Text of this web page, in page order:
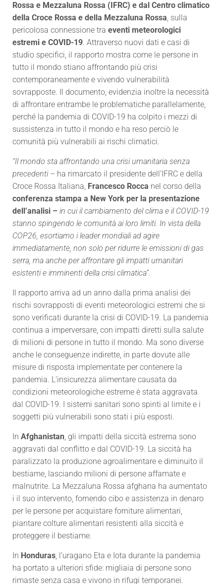
Rossa e Mezzaluna Rossa (IFRC) e dal Centro climatico
della Croce Rossa e della Mezzaluna Rossa, sulla
pericolosa connessione tra eventi meteorologici
estremi e COVID-19. Attraverso nuovi dati e casi di
studio specifici, il rapporto mostra come le persone in
tutto il mondo stiano affrontando più crisi
contemporaneamente e vivendo vulnerabilità
sovrapposte. Il documento, evidenzia inoltre la necessità
di affrontare entrambe le problematiche parallelamente,
perché la pandemia di COVID-19 ha colpito i mezzi di
sussistenza in tutto il mondo e ha reso perciò le
comunità più vulnerabili ai rischi climatici.
“Il mondo sta affrontando una crisi umanitaria senza
precedenti – ha rimarcato il presidente dell’IFRC e della
Croce Rossa Italiana, Francesco Rocca nel corso della
conferenza stampa a New York per la presentazione
dell’analisi – in cui il cambiamento del clima e il COVID-19
stanno spingendo le comunità ai loro limiti. In vista della
COP26, esortiamo i leader mondiali ad agire
immediatamente, non solo per ridurre le emissioni di gas
serra, ma anche per affrontare gli impatti umanitari
esistenti e imminenti della crisi climatica”.
Il rapporto arriva ad un anno dalla prima analisi dei
rischi sovrapposti di eventi meteorologici estremi che si
sono verificati durante la crisi di COVID-19. La pandemia
continua a imperversare, con impatti diretti sulla salute
di milioni di persone in tutto il mondo. Ma sono diverse
anche le conseguenze indirette, in parte dovute alle
misure di risposta implementate per contenere la
pandemia. L’insicurezza alimentare causata da
condizioni meteorologiche estreme è stata aggravata
dal COVID-19. I sistemi sanitari sono spinti al limite e i
soggetti più vulnerabili sono stati i più esposti.
In Afghanistan, gli impatti della siccità estrema sono
aggravati dal conflitto e dal COVID-19. La siccità ha
paralizzato la produzione agroalimentare e diminuito il
bestiame, lasciando milioni di persone affamate e
malnutrite. La Mezzaluna Rossa afghana ha aumentato
i il suo intervento, fornendo cibo e assistenza in denaro
per le persone per acquistare forniture alimentari,
piantare colture alimentari resistenti alla siccità e
proteggere il bestiame.
In Honduras, l’uragano Eta e Iota durante la pandemia
ha portato a ulteriori sfide: migliaia di persone sono
rimaste senza casa e vivono in rifugi temporanei.